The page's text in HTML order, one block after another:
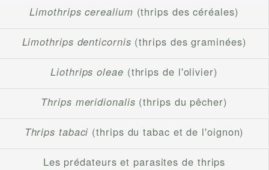
Limothrips cerealium (thrips des céréales)
Limothrips denticornis (thrips des graminées)
Liothrips oleae (thrips de l'olivier)
Thrips meridionalis (thrips du pêcher)
Thrips tabaci (thrips du tabac et de l'oignon)
Les prédateurs et parasites de thrips